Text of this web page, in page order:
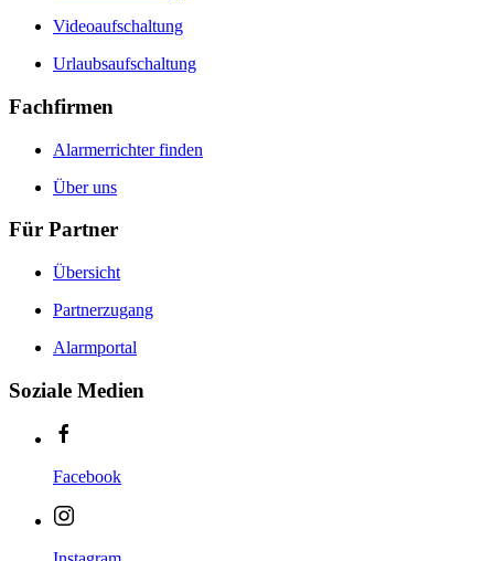
Videoaufschaltung
Urlaubsaufschaltung
Fachfirmen
Alarmerrichter finden
Über uns
Für Partner
Übersicht
Partnerzugang
Alarmportal
Soziale Medien
Facebook